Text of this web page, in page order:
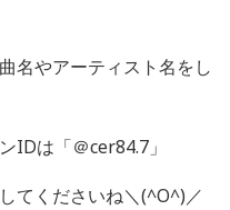
名やアーティスト名をし
IDは「＠cer84.7」
てくださいね＼(^O^)／